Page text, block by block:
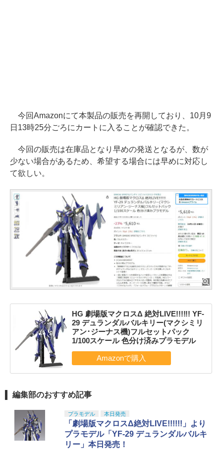
今回Amazonにて本製品の販売を再開しており、10月9
日13時25分ごろにカートに入ることが確認できた。
今回の販売は在庫品となり早めの発送となるが、数が
少ない場合があるため、希望する場合には早めに対応し
て欲しい。
HG 劇場版マクロスΔ 絶対LIVE!!!!!! YF-
29 デュランダルバルキリー(マクシミリ
アン･ジーナス機)フルセットパック
1/100スケール 色分け済みプラモデル
編集部のおすすめ記事
プラモデル 本日発売
「劇場版マクロスΔ絶対LIVE!!!!!!」より
プラモデル「YF-29 デュランダルバルキ
リー」本日発売！